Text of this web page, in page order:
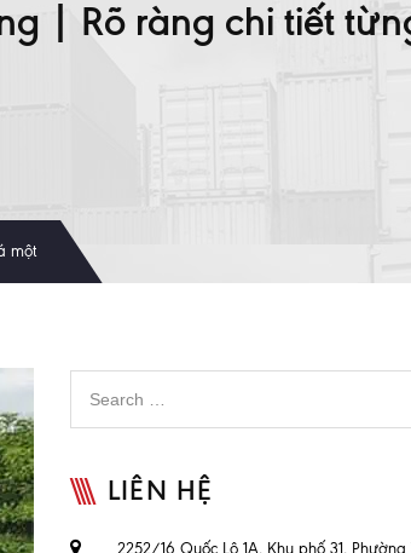
| Rõ ràng chi tiết
một
LIÊN HỆ
2252/16 Quốc Lộ 1A, Khu phố 31, Phường